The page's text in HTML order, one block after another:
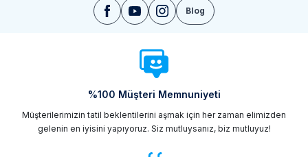
Blog
%100 Müşteri Memnuniyeti
Müşterilerimizin tatil beklentilerini aşmak için her zaman elimizden
gelenin en iyisini yapıyoruz. Siz mutluysanız, biz mutluyuz!